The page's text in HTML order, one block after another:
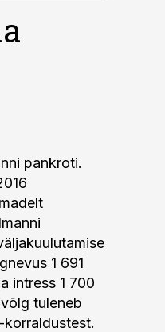
pankroti.
1 691
intress 1 700
tuleneb
korraldustest.